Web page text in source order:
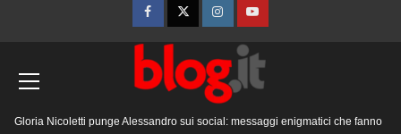
FacebookTwitterInstagramYouTube
Gloria Nicoletti punge Alessandro sui social: messaggi enigmatici che fanno